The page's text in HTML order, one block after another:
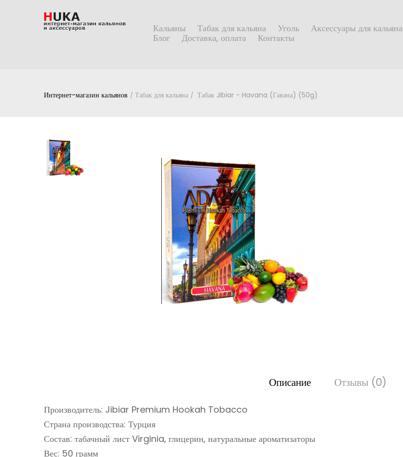
Кальяны Табак для кальяна Уголь Аксессуары для кальяна
Блог
Доставка, оплата Контакты
Интернет-магазин кальянов Табак для кальяна Табак Jibiar - Havana (Гавана) (50g)
Описание Отзывы (0)
Производитель: Jibiar Premium Hookah Tobacco
Страна производства: Турция
Состав: табачный лист Virginia, глицерин, натуральные ароматизаторы
Вес: 50 грамм